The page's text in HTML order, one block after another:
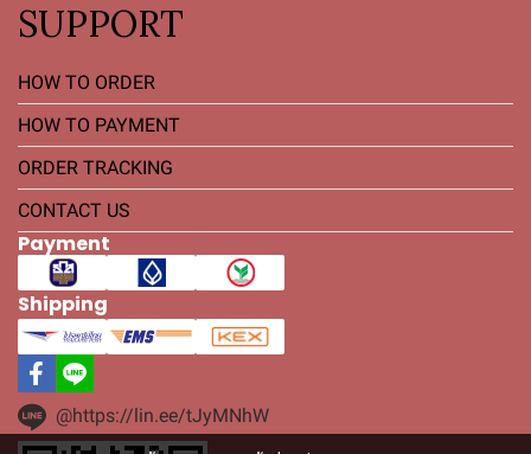
SUPPORT
HOW TO ORDER
HOW TO PAYMENT
ORDER TRACKING
CONTACT US
Payment
Shipping
@https://lin.ee/tJyMNhW